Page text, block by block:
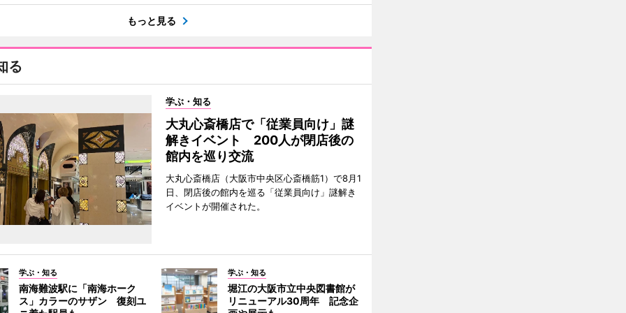
もっと見る
る
学ぶ・知る
大丸心斎橋店で「従業員向け」謎
解きイベント 200人が閉店後の
館内を巡り交流
大丸心斎橋店（大阪市中央区心斎橋筋1）で8月1
日、閉店後の館内を巡る「従業員向け」謎解き
イベントが開催された。
学ぶ・知る
南海難波駅に「南海ホーク
ス」カラーのサザン 復刻ユ
学ぶ・知る
堀江の大阪市立中央図書館が
リニューアル30周年 記念企